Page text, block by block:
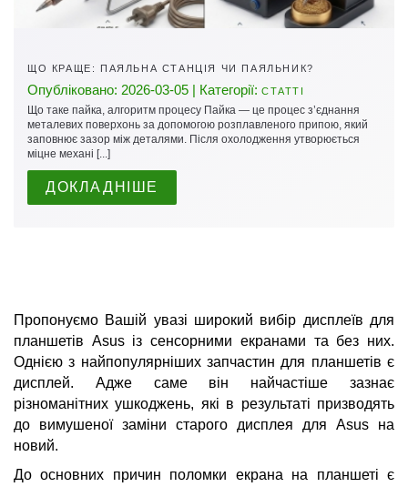
ЩО КРАЩЕ: ПАЯЛЬНА СТАНЦІЯ ЧИ ПАЯЛЬНИК?
Опубліковано: 2026-03-05 | Категорії: СТАТТІ
Що таке пайка, алгоритм процесу Пайка — це процес з’єднання
металевих поверхонь за допомогою розплавленого припою, який
заповнює зазор між деталями. Після охолодження утворюється
міцне механі [...]
ДОКЛАДНІШЕ
Пропонуємо Вашій увазі широкий вибір дисплеїв для
планшетів Asus із сенсорними екранами та без них.
Однією з найпопулярніших запчастин для планшетів є
дисплей. Адже саме він найчастіше зазнає
різноманітних ушкоджень, які в результаті призводять
до вимушеної заміни старого дисплея для Asus на
новий.
До основних причин поломки екрана на планшеті є